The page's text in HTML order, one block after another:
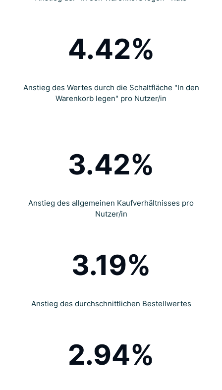
4.42%
Anstieg des Wertes durch die Schaltfläche "In den
Warenkorb legen" pro Nutzer/in
3.42%
Anstieg des allgemeinen Kaufverhältnisses pro
Nutzer/in
3.19%
Anstieg des durchschnittlichen Bestellwertes
2.94%